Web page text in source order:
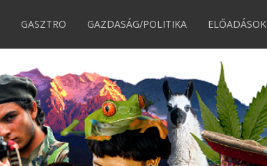
GASZTRO GAZDASÁG/POLITIKA ELŐADÁSOK